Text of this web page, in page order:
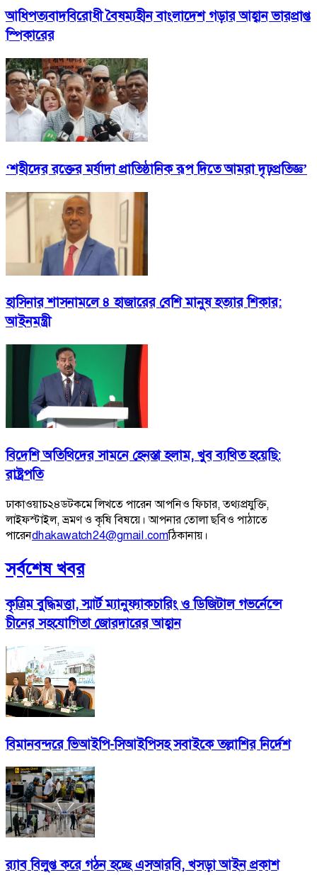
আধিপত্যবাদবিরোধী বৈষম্যহীন বাংলাদেশ গড়ার আহ্বান ভারপ্রাপ্ত
স্পিকারের
‘শহীদের রক্তের মর্যাদা প্রাতিষ্ঠানিক রূপ দিতে আমরা দৃঢ়প্রতিজ্ঞ’
হাসিনার শাসনামলে ৪ হাজারের বেশি মানুষ হত্যার শিকার:
আইনমন্ত্রী
বিদেশি অতিথিদের সামনে হেনস্তা হলাম, খুব ব্যথিত হয়েছি:
রাষ্ট্রপতি
ঢাকাওয়াচ২৪ডটকমে লিখতে পারেন আপনিও ফিচার, তথ্যপ্রযুক্তি,
লাইফস্টাইল, ভ্রমণ ও কৃষি বিষয়ে। আপনার তোলা ছবিও পাঠাতে
পারেনdhakawatch24@gmail.comঠিকানায়।
সর্বশেষ খবর
কৃত্রিম বুদ্ধিমত্তা, স্মার্ট ম্যানুফ্যাকচারিং ও ডিজিটাল গভর্নেন্সে
চীনের সহযোগিতা জোরদারের আহ্বান
বিমানবন্দরে ভিআইপি-সিআইপিসহ সবাইকে তল্লাশির নির্দেশ
র‍্যাব বিলুপ্ত করে গঠন হচ্ছে এসআরবি, খসড়া আইন প্রকাশ